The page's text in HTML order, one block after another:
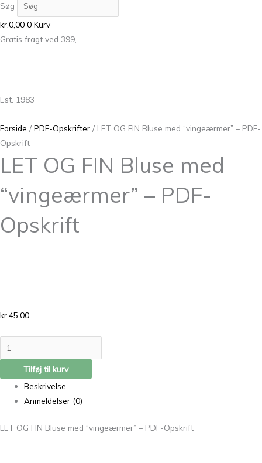
Søg
kr.0,00 0 Kurv
Gratis fragt ved 399,-
Est. 1983
Forside / PDF-Opskrifter / LET OG FIN Bluse med “vingeærmer” – PDF-
Opskrift
LET OG FIN Bluse med
“vingeærmer” – PDF-
Opskrift
kr.45,00
Tilføj til kurv
Beskrivelse
Anmeldelser (0)
LET OG FIN Bluse med “vingeærmer” – PDF-Opskrift